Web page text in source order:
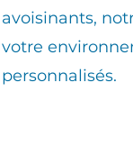
avoisinants,
votre
personnalisés.